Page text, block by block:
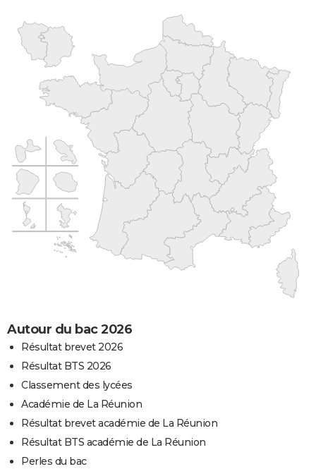
Autour du bac 2026
Résultat brevet 2026
Résultat BTS 2026
Classement des lycées
Académie de La Réunion
Résultat brevet académie de La Réunion
Résultat BTS académie de La Réunion
Perles du bac